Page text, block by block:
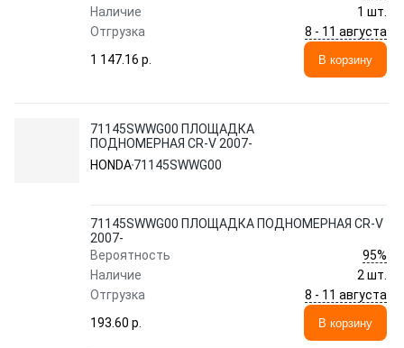
Наличие
1 шт.
Отгрузка
8 - 11 августа
1 147.16 p.
В корзину
71145SWWG00 ПЛОЩАДКА
ПОДНОМЕРНАЯ CR-V 2007-
HONDA71145SWWG00
71145SWWG00 ПЛОЩАДКА ПОДНОМЕРНАЯ CR-V
2007-
Вероятность
95%
Наличие
2 шт.
Отгрузка
8 - 11 августа
193.60 p.
В корзину